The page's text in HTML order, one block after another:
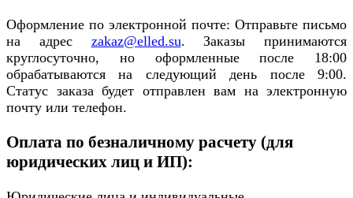
Оформление по электронной почте: Отправьте письмо
на адрес zakaz@elled.su. Заказы принимаются
круглосуточно, но оформленные после 18:00
обрабатываются на следующий день после 9:00.
Статус заказа будет отправлен вам на электронную
почту или телефон.
Оплата по безналичному расчету (для
юридических лиц и ИП):